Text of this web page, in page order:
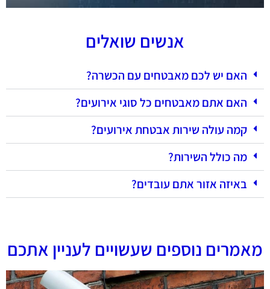
אנשים שואלים
האם יש לכם מאבטחים עם הכשרה?
האם אתם מאבטחים כל סוגי אירועים?
קמה עולה שירות אבטחת אירועים?
מה כולל השירות?
באיזה אזור אתם עובדים?
מאמרים נוספים שעשויים לעניין אתכם